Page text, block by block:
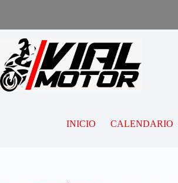
INICIO CALENDARIO